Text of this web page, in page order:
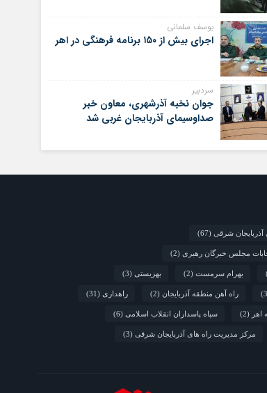
یوسف سلمانی
اجرای بیش از ۱۵۰ برنامه فرهنگی در اهر
سردبیر
جوان نخبه آذرشهری، معاون خبر
صداوسیمای آذربایجان غربی شد
آذربایجان شرقی (67)
مجلس خبرگان رهبری (2)
بهرام سرمست (2) بهزیستی (3)
راه آهن منطقه آذربایجان (2) راهداری (31)
اهر (2) سپاه پاسداران انقلاب اسلامی (6)
مرکز مدیریت راه های آذربایجان شرقی (3)